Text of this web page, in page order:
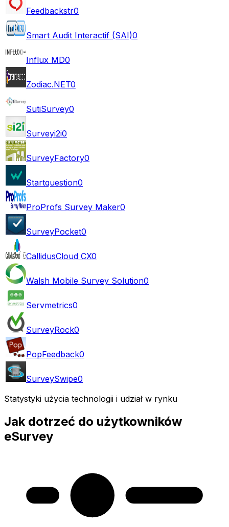
Feedbackstr0
Smart Audit Interactif (SAI)0
Influx MD0
Zodiac.NET0
SutiSurvey0
Surveyi2i0
SurveyFactory0
Startquestion0
ProProfs Survey Maker0
SurveyPocket0
CallidusCloud CX0
Walsh Mobile Survey Solution0
Servmetrics0
SurveyRock0
PopFeedback0
SurveySwipe0
Statystyki użycia technologii i udział w rynku
Jak dotrzeć do użytkowników
eSurvey